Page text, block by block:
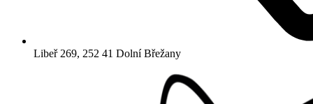
Libeř 269, 252 41 Dolní Břežany